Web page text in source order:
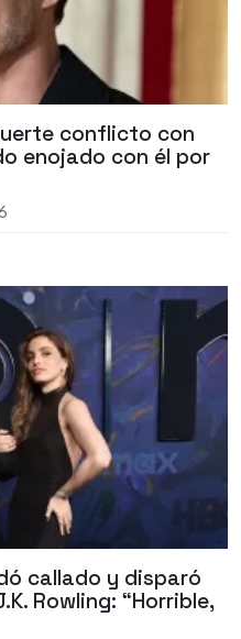
conflicto con
enojado con él por
callado y disparó
Rowling: “Horrible,